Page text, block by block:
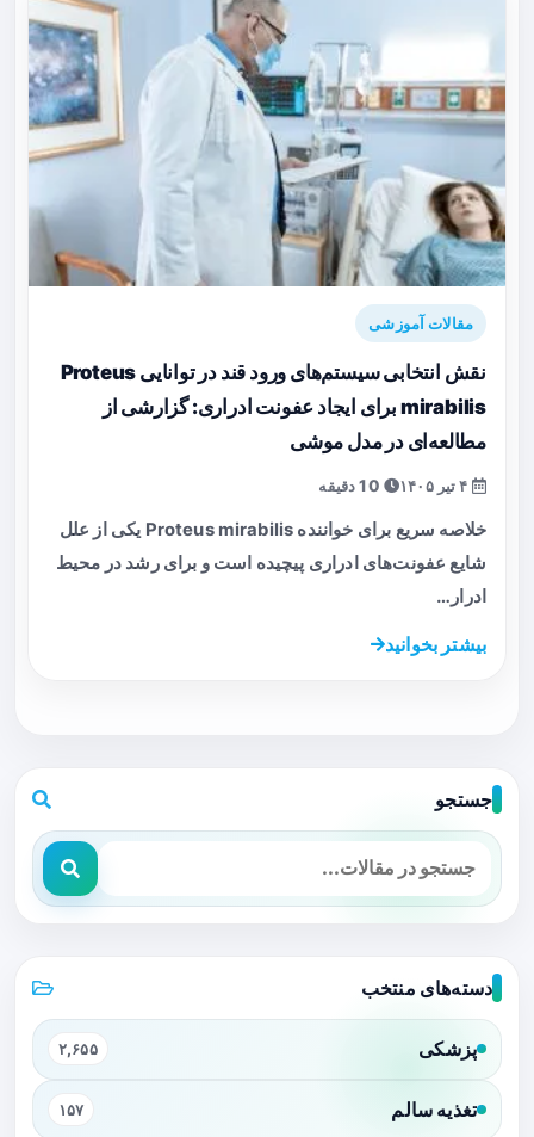
مقالات آموزشی
نقش انتخابی سیستم‌های ورود قند در توانایی Proteus
mirabilis برای ایجاد عفونت ادراری: گزارشی از
مطالعه‌ای در مدل موشی
خلاصه سریع برای خواننده Proteus mirabilis یکی از علل
شایع عفونت‌های ادراری پیچیده است و برای رشد در محیط
ادرار…
بیشتر بخوانید
جستجو
دسته‌های منتخب
پزشکی ۲,۶۵۵
تغذیه سالم ۱۵۷